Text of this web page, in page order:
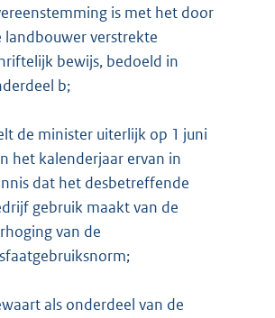
is met het door
landbouwer verstrekte
bewijs, bedoeld in
b;
de minister uiterlijk op 1 juni
het kalenderjaar ervan in
dat het desbetreffende
gebruik maakt van de
van de
als onderdeel van de